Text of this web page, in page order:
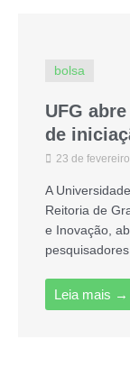
bolsa
UFG
de
23 de
A
Reitoria de
e Inovação,
Leia mais →